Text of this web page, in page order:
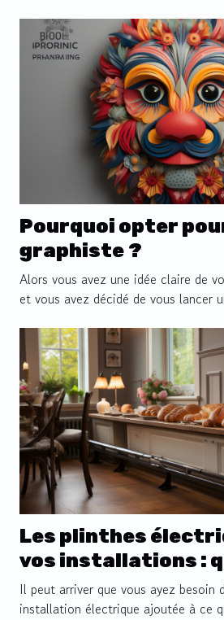
Pourquoi opter
graphiste ?
Alors vous avez une idée claire de
et vous avez décidé de vous lancer
Les plinthes
vos installations :
Il peut arriver que vous ayez besoin
installation électrique ajoutée à ce